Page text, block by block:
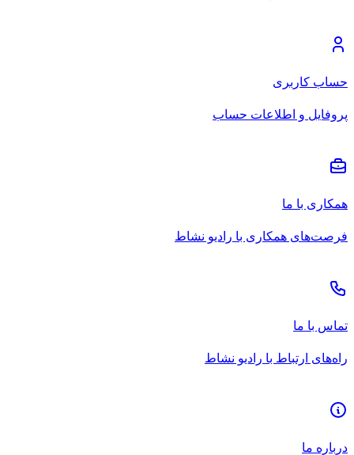
حساب کاربری
پروفایل و اطلاعات حساب
همکاری با ما
فرصت‌های همکاری با رادیو نشاط
تماس با ما
راه‌های ارتباط با رادیو نشاط
درباره ما